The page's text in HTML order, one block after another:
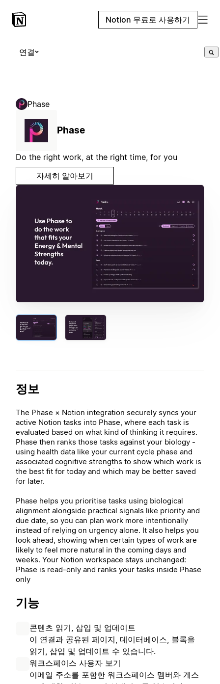
Notion 무료로 사용하기
연결
Phase
Phase
Do the right work, at the right time, for you
자세히 알아보기
정보
The Phase × Notion integration securely syncs your
active Notion tasks into Phase, where each task is
evaluated based on what kind of thinking it requires.
Phase then ranks those tasks against your biology -
using health data like your current cycle phase and
associated cognitive strengths to show which work is
the best fit for today and which may be better saved
for later.
Phase helps you prioritise tasks using biological
alignment alongside practical signals like priority and
due date, so you can plan work more intentionally
instead of relying on urgency alone. It also helps you
look ahead, showing when certain types of work are
likely to feel more natural in the coming days and
weeks. Your Notion workspace stays unchanged:
Phase is read-only and ranks your tasks inside Phase
only
기능
콘텐츠 읽기, 삽입 및 업데이트
이 연결과 공유된 페이지, 데이터베이스, 블록을
읽기, 삽입 및 업데이트 수 있습니다.
워크스페이스 사용자 보기
이메일 주소를 포함한 워크스페이스 멤버와 게스